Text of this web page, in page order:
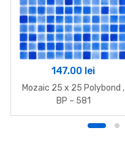
147.00 lei
Mozaic 25 x 25 Polybond ,
BP – 581